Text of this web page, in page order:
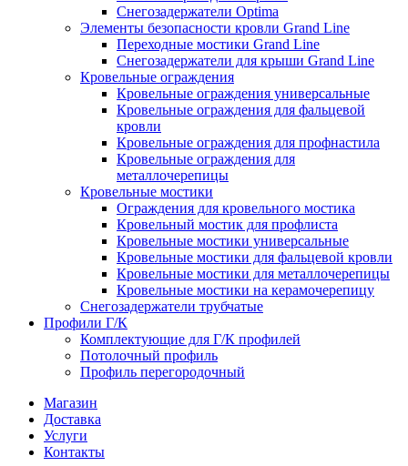
Снегозадержатели Optima
Элементы безопасности кровли Grand Line
Переходные мостики Grand Line
Снегозадержатели для крыши Grand Line
Кровельные ограждения
Кровельные ограждения универсальные
Кровельные ограждения для фальцевой
кровли
Кровельные ограждения для профнастила
Кровельные ограждения для
металлочерепицы
Кровельные мостики
Ограждения для кровельного мостика
Кровельный мостик для профлиста
Кровельные мостики универсальные
Кровельные мостики для фальцевой кровли
Кровельные мостики для металлочерепицы
Кровельные мостики на керамочерепицу
Снегозадержатели трубчатые
Профили Г/К
Комплектующие для Г/К профилей
Потолочный профиль
Профиль перегородочный
Магазин
Доставка
Услуги
Контакты